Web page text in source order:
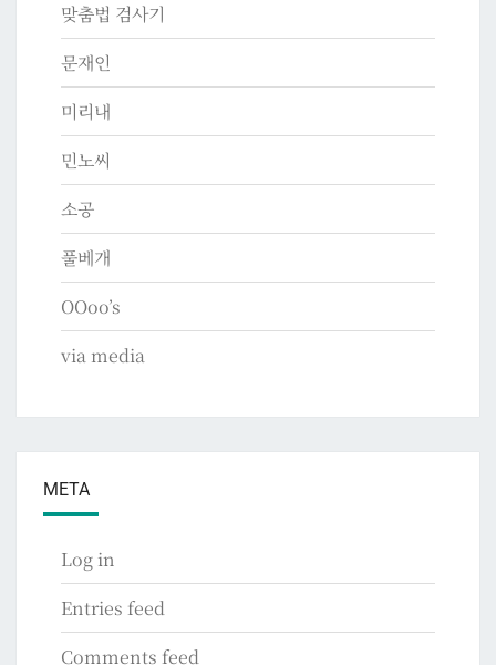
맞춤법 검사기
문재인
미리내
민노씨
소공
풀베개
OOoo’s
via media
META
Log in
Entries feed
Comments feed